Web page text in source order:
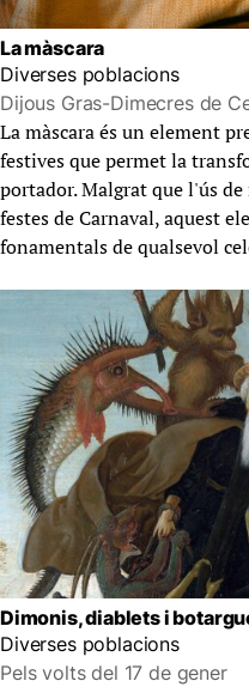
La màscara
Diverses poblacions
Dijous Gras-Dimecres de
La màscara és un element
festives que permet la
portador. Malgrat que l'ús de
festes de Carnaval, aquest
fonamentals de qualsevol
Dimonis, diablets i
Diverses poblacions
Pels volts del 17 de gener